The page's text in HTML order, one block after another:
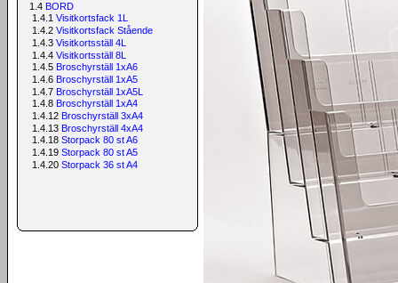
1.4 BORD
1.4.1 Visitkortsfack 1L
1.4.2 Visitkortsfack Stående
1.4.3 Visitkortsställ 4L
1.4.4 Visitkortsställ 8L
1.4.5 Broschyrställ 1xA6
1.4.6 Broschyrställ 1xA5
1.4.7 Broschyrställ 1xA5L
1.4.8 Broschyrställ 1xA4
1.4.12 Broschyrställ 3xA4
1.4.13 Broschyrställ 4xA4
1.4.18 Storpack 80 st A6
1.4.19 Storpack 80 st A5
1.4.20 Storpack 36 st A4